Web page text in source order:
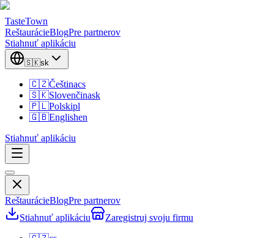
TasteTown
ReštaurácieBlogPre partnerov
Stiahnuť aplikáciu
🇸🇰sk
🇨🇿Češtinacs
🇸🇰Slovenčinask
🇵🇱Polskipl
🇬🇧Englishen
Stiahnuť aplikáciu
ReštaurácieBlogPre partnerov
Stiahnuť aplikáciu
Zaregistruj svoju firmu